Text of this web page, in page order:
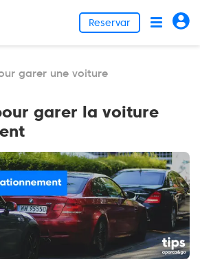
Reservar
garer une voiture
garer la voiture